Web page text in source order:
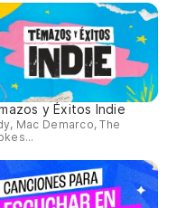
y Éxitos Indie
Mac Demarco, The